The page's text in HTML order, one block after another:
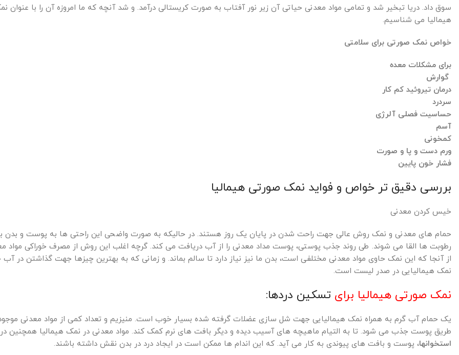
سوق داد. دریا تبخیر شد و تمامی مواد معدنی حیاتی آن زیر نور آفتاب به صورت کریستالی درآمد. و شد آنچه که ما امروزه آن را با عنوان
هیمالیا می شناسیم.
خواص نمک صورتی برای سلامتی
برای مشکلات معده
گوارش
درمان تیروئید کم کار
سردرد
حساسیت فصلی آلرژی
آسم
کمخونی
ورم دست و پا و صورت
فشار خون پایین
بررسی دقیق تر خواص و فواید نمک صورتی هیمالیا
خیس کردن معدنی
حمام های معدنی و نمک روش عالی جهت راحت شدن در پایان یک روز هستند. در حالیکه به صورت واضحی این راحتی ها به پوست و بدن
رطوبت ها القا می شوند. طی روند جذب پوستی، پوست مداد معدنی را از آب دریافت می کند. گرچه اغلب این روش از مصرف خوراکی مواد
از آنجا که این نمک حاوی مواد معدنی مختلفی است، بدن ما نیز نیاز دارد تا سالم بماند. و زمانی که به بهترین چیزها جهت گذاشتن در
نمک هیمالیایی در صدر لیست است.
نمک صورتی هیمالیا برای تسکین دردها:
یک حمام آب گرم به همراه نمک هیمالیایی جهت شل سازی عضلات گرفته شده بسیار خوب است. منیزیم و تعداد کمی از مواد معدنی موجود
طریق پوست جذب می شود. تا به التیام ماهیچه های آسیب دیده و دیگر بافت های نرم کمک کند. مواد معدنی در نمک هیمالیا همچنین در
استخوانها، پوست و بافت های پیوندی به کار می آید. که این اندام ها ممکن است در ایجاد درد در بدن نقش داشته باشند.